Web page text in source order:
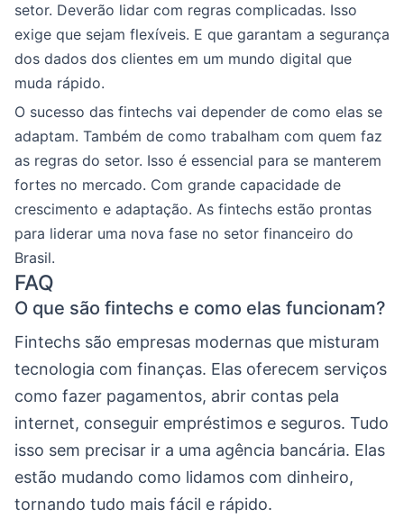
setor. Deverão lidar com regras complicadas. Isso
exige que sejam flexíveis. E que garantam a segurança
dos dados dos clientes em um mundo digital que
muda rápido.
O sucesso das fintechs vai depender de como elas se
adaptam. Também de como trabalham com quem faz
as regras do setor. Isso é essencial para se manterem
fortes no mercado. Com grande capacidade de
crescimento e adaptação. As fintechs estão prontas
para liderar uma nova fase no setor financeiro do
Brasil.
FAQ
O que são fintechs e como elas funcionam?
Fintechs são empresas modernas que misturam
tecnologia com finanças. Elas oferecem serviços
como fazer pagamentos, abrir contas pela
internet, conseguir empréstimos e seguros. Tudo
isso sem precisar ir a uma agência bancária. Elas
estão mudando como lidamos com dinheiro,
tornando tudo mais fácil e rápido.